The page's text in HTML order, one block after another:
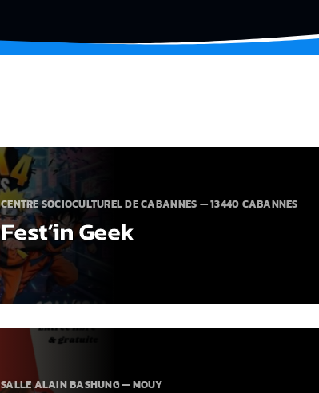
CENTRE SOCIOCULTUREL DE CABANNES — 13440 CABANNES
Fest’in Geek
SALLE ALAIN BASHUNG — MOUY